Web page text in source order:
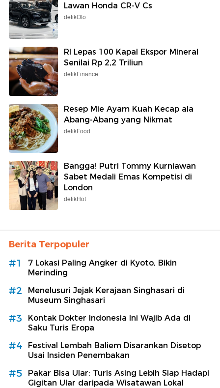
Lawan Honda CR-V Cs
detikOto
RI Lepas 100 Kapal Ekspor Mineral
Senilai Rp 2,2 Triliun
detikFinance
Resep Mie Ayam Kuah Kecap ala
Abang-Abang yang Nikmat
detikFood
Bangga! Putri Tommy Kurniawan
Sabet Medali Emas Kompetisi di
London
detikHot
Berita Terpopuler
#1
7 Lokasi Paling Angker di Kyoto, Bikin
Merinding
#2
Menelusuri Jejak Kerajaan Singhasari di
Museum Singhasari
#3
Kontak Dokter Indonesia Ini Wajib Ada di
Saku Turis Eropa
#4
Festival Lembah Baliem Disarankan Disetop
Usai Insiden Penembakan
#5
Pakar Bisa Ular: Turis Asing Lebih Siap Hadapi
Gigitan Ular daripada Wisatawan Lokal